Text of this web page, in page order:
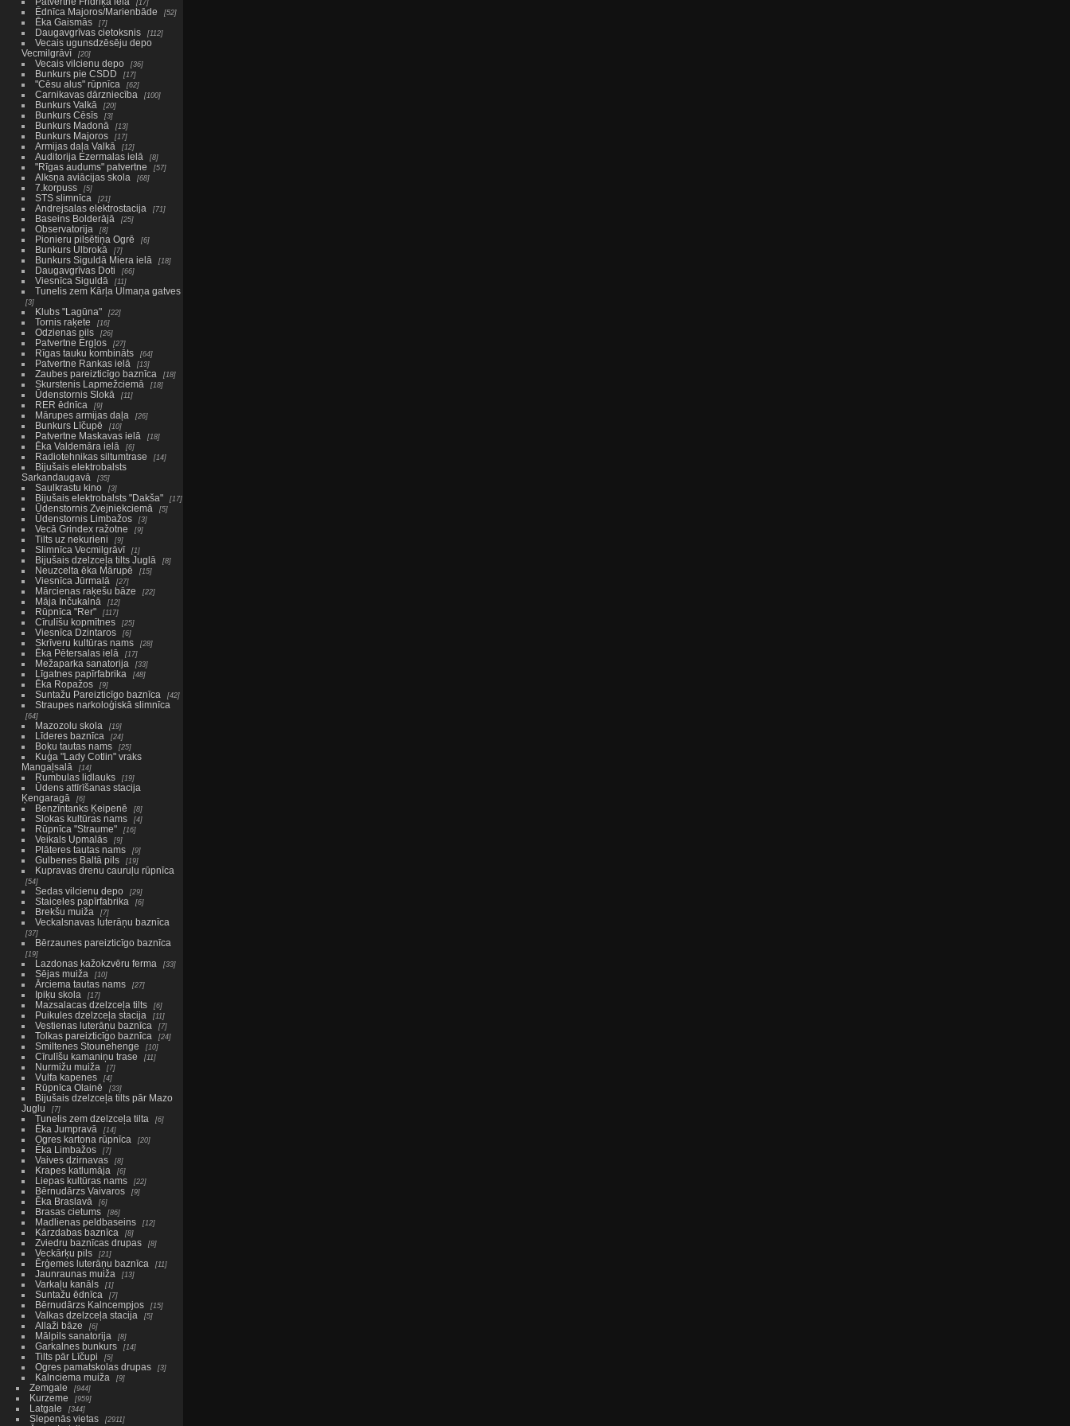
17
Ēdnīca Majoros/Marienbāde 52
Ēka Gaismās 7
Daugavgrīvas cietoksnis 112
Vecais ugunsdzēsēju depo
Vecmilgrāvī
20
Vecais vilcienu depo 36
Bunkurs pie CSDD 17
"Cēsu alus" rūpnīca 62
Carnikavas dārzniecība 100
Bunkurs Valkā 20
Bunkurs Cēsīs 3
Bunkurs Madonā 13
Bunkurs Majoros 17
Armijas daļa Valkā 12
Auditorija Ezermalas ielā 8
"Rīgas audums" patvertne 57
Alksņa aviācijas skola 68
7.korpuss 5
STS slimnīca 21
Andrejsalas elektrostacija 71
Baseins Bolderājā 25
Observatorija 8
Pionieru pilsētiņa Ogrē 6
Bunkurs Ulbrokā 7
Bunkurs Siguldā Miera ielā 18
Daugavgrīvas Doti 66
Viesnīca Siguldā 11
Tunelis zem Kārļa Ulmaņa gatves
3
Klubs "Lagūna" 22
Tornis raķete 16
Odzienas pils 26
Patvertne Ērgļos 27
Rīgas tauku kombināts 64
Patvertne Rankas ielā 13
Zaubes pareizticīgo baznīca 18
Skurstenis Lapmežciemā 18
Ūdenstornis Slokā 11
RER ēdnīca 9
Mārupes armijas daļa 26
Bunkurs Līčupē 10
Patvertne Maskavas ielā 18
Ēka Valdemāra ielā 6
Radiotehnikas siltumtrase 14
Bijušais elektrobalsts
Sarkandaugavā
35
Saulkrastu kino 3
Bijušais elektrobalsts "Dakša" 17
Ūdenstornis Zvejniekciemā 5
Ūdenstornis Limbažos 3
Vecā Grindex ražotne 9
Tilts uz nekurieni 9
Slimnīca Vecmilgrāvī 1
Bijušais dzelzceļa tilts Juglā 8
Neuzcelta ēka Mārupē 15
Viesnīca Jūrmalā 27
Mārcienas raķešu bāze 22
Māja Inčukalnā 12
Rūpnīca "Rer" 117
Cīrulīšu kopmītnes 25
Viesnīca Dzintaros 6
Skrīveru kultūras nams 28
Ēka Pētersalas ielā 17
Mežaparka sanatorija 33
Līgatnes papīrfabrika 48
Ēka Ropažos 9
Suntažu Pareizticīgo baznīca 42
Straupes narkoloģiskā slimnīca
64
Mazozolu skola 19
Līderes baznīca 24
Boķu tautas nams 25
Kuģa "Lady Cotlin" vraks
Mangaļsalā
14
Rumbulas lidlauks 19
Ūdens attīrīšanas stacija
Ķengaragā
6
Benzīntanks Ķeipenē 8
Slokas kultūras nams 4
Rūpnīca "Straume" 16
Veikals Upmalās 9
Plāteres tautas nams 9
Gulbenes Baltā pils 19
Kupravas drenu cauruļu rūpnīca
54
Sedas vilcienu depo 29
Staiceles papīrfabrika 6
Brekšu muiža 7
Veckalsnavas luterāņu baznīca
37
Bērzaunes pareizticīgo baznīca
19
Lazdonas kažokzvēru ferma 33
Sējas muiža 10
Ārciema tautas nams 27
Ipiķu skola 17
Mazsalacas dzelzceļa tilts 6
Puikules dzelzceļa stacija 11
Vestienas luterāņu baznīca 7
Tolkas pareizticīgo baznīca 24
Smiltenes Stounehenge 10
Cīrulīšu kamaniņu trase 11
Nurmižu muiža 7
Vulfa kapenes 4
Rūpnīca Olainē 33
Bijušais dzelzceļa tilts pār Mazo
Juglu
7
Tunelis zem dzelzceļa tilta 6
Ēka Jumpravā 14
Ogres kartona rūpnīca 20
Ēka Limbažos 7
Vaives dzirnavas 8
Krapes katlumāja 6
Liepas kultūras nams 22
Bērnudārzs Vaivaros 9
Ēka Braslavā 6
Brasas cietums 86
Madlienas peldbaseins 12
Kārzdabas baznīca 8
Zviedru baznīcas drupas 8
Veckārķu pils 21
Ērģemes luterāņu baznīca 11
Jaunraunas muiža 13
Varkaļu kanāls 1
Suntažu ēdnīca 7
Bērnudārzs Kalncempjos 15
Valkas dzelzceļa stacija 5
Allaži bāze 6
Mālpils sanatorija 8
Garkalnes bunkurs 14
Tilts pār Līčupi 5
Ogres pamatskolas drupas 3
Kalnciema muiža 9
Zemgale 944
Kurzeme 959
Latgale 344
Slepenās vietas 2911